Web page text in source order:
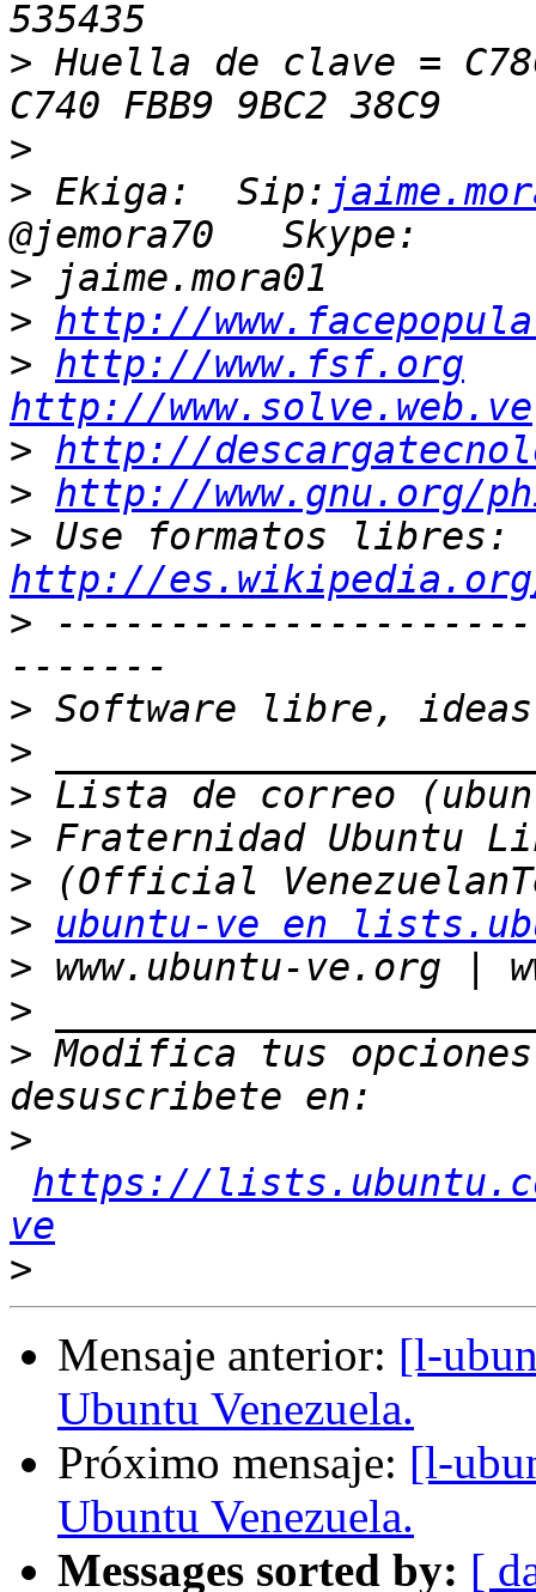
> Huella de clave =
>
> Ekiga:  Sip:
>
> http://
> http://www.fsf.org
http://www.solve.web.ve
> http://
> http://www.gnu.org/
>
http://es.wikipedia.org/
>
>
>
>
>
>
>
ubuntu-ve en
>
>
> Modifica tus
>
https://
ve
>
Mensaje anterior: [l-
Ubuntu Venezuela.
Próximo mensaje: [l-
Ubuntu Venezuela.
Messages sorted by: [